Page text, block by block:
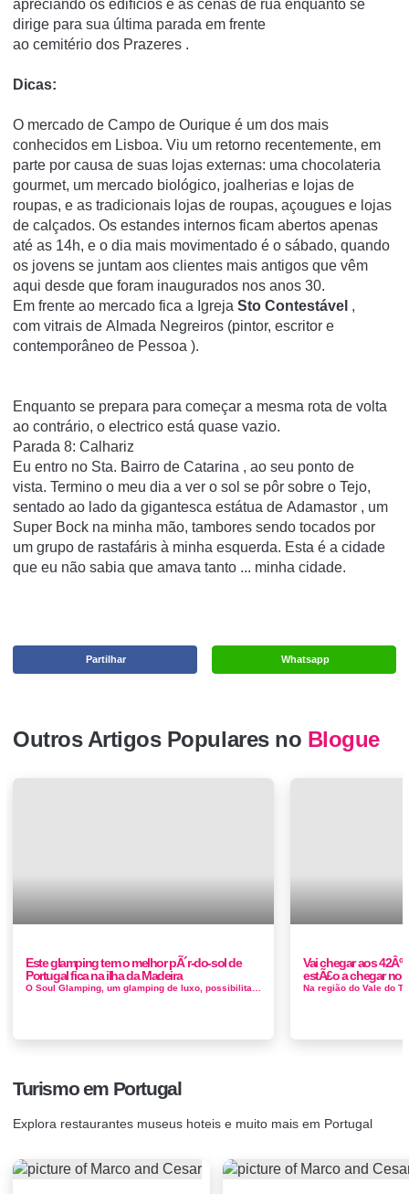
apreciando os edifícios e as cenas de rua enquanto se
dirige para sua última parada em frente
ao cemitério dos Prazeres .
Dicas:
O mercado de Campo de Ourique é um dos mais
conhecidos em Lisboa. Viu um retorno recentemente, em
parte por causa de suas lojas externas: uma chocolateria
gourmet, um mercado biológico, joalherias e lojas de
roupas, e as tradicionais lojas de roupas, açougues e lojas
de calçados. Os estandes internos ficam abertos apenas
até as 14h, e o dia mais movimentado é o sábado, quando
os jovens se juntam aos clientes mais antigos que vêm
aqui desde que foram inaugurados nos anos 30.
Em frente ao mercado fica a Igreja Sto Contestável ,
com vitrais de Almada Negreiros (pintor, escritor e
contemporâneo de Pessoa ).
Enquanto se prepara para começar a mesma rota de volta
ao contrário, o electrico está quase vazio.
Parada 8: Calhariz
Eu entro no Sta. Bairro de Catarina , ao seu ponto de
vista. Termino o meu dia a ver o sol se pôr sobre o Tejo,
sentado ao lado da gigantesca estátua de Adamastor , um
Super Bock na minha mão, tambores sendo tocados por
um grupo de rastafáris à minha esquerda. Esta é a cidade
que eu não sabia que amava tanto ... minha cidade.
Whatsapp
Partilhar
Outros Artigos Populares no Blogue
Este glamping tem o melhor pÃ´r-do-sol de
Portugal fica na ilha da Madeira
Vai chegar aos
estÃ£o a chegar
Turismo em Portugal
Explora restaurantes museus hoteis e muito mais em Portugal